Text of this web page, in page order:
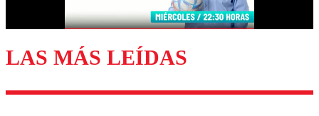
Enviar comentario
LAS MÁS LEÍDAS